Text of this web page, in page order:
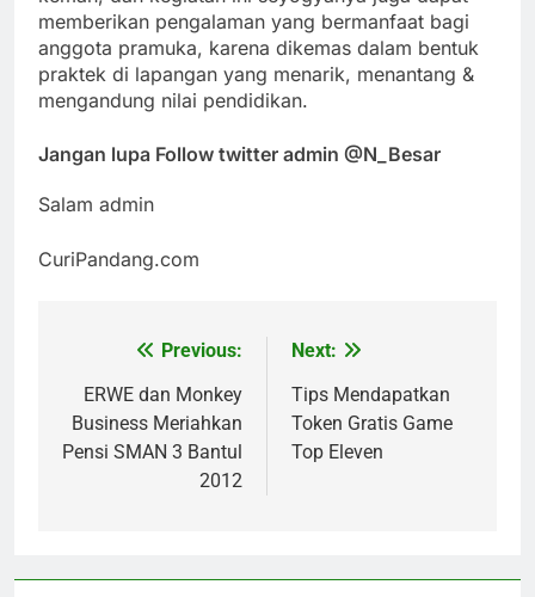
memberikan pengalaman yang bermanfaat bagi
anggota pramuka, karena dikemas dalam bentuk
praktek di lapangan yang menarik, menantang &
mengandung nilai pendidikan.
Jangan lupa Follow twitter admin @N_Besar
Salam admin
CuriPandang.com
navigation
Previous:
ERWE dan Monkey
Business Meriahkan
Pensi SMAN 3 Bantul
2012
Next:
Tips Mendapatkan
Token Gratis Game
Top Eleven